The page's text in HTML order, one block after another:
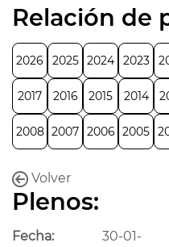
Relación de
2026 2025 2024 2023
2017 2016 2015 2014
2008 2007 2006 2005
Volver
Plenos:
Fecha:
30-01-